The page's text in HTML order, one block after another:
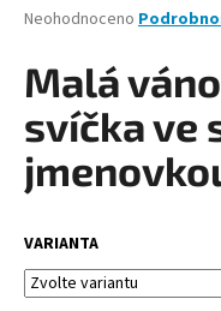
Průměrné
produktu
je
z
5
hvězdiček.
Neohodnoceno
Malá
svíčka ve
VARIANTA
a
j
í
t
?
HLEDAT